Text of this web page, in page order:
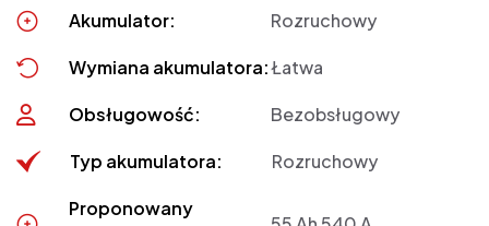
Akumulator: Rozruchowy
Wymiana akumulatora:Łatwa
Obsługowość: Bezobsługowy
Typ akumulatora: Rozruchowy
Proponowany